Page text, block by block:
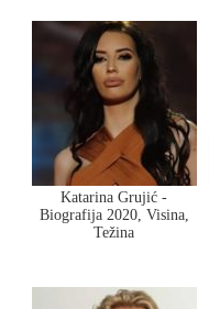
Katarina Grujić -
Biografija 2020, Visina,
Težina